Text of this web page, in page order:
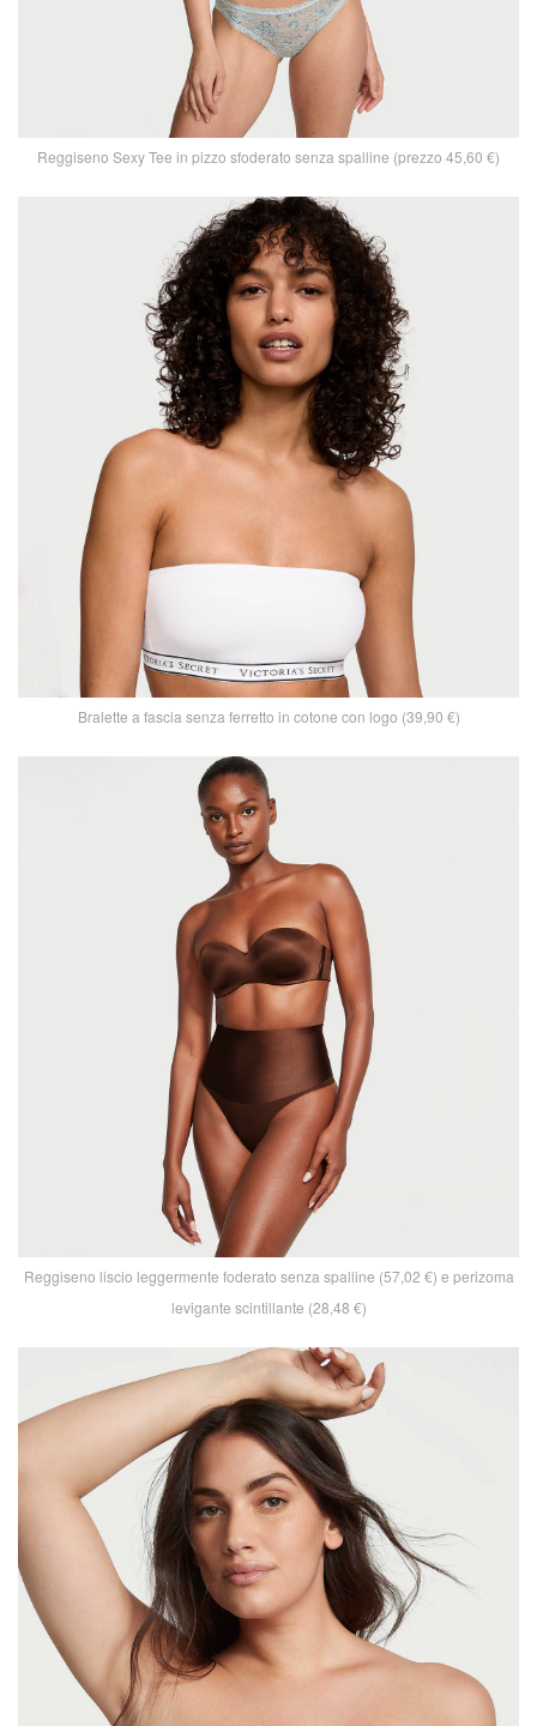
Reggiseno Sexy Tee in pizzo sfoderato senza spalline (prezzo 45,60 €)
Bralette a fascia senza ferretto in cotone con logo (39,90 €)
Reggiseno liscio leggermente foderato senza spalline (57,02 €) e perizoma
levigante scintillante (28,48 €)